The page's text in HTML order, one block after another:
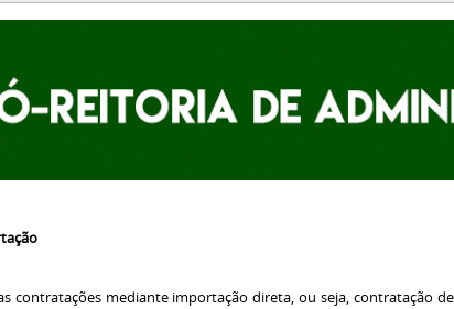
contratações mediante importação direta, ou seja, contratação